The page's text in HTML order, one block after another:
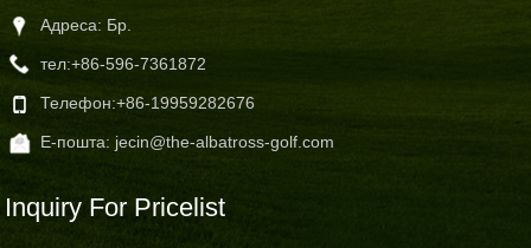
Адреса: Бр.
тел:+86-596-7361872
Телефон:+86-19959282676
Е-пошта: jecin@the-albatross-golf.com
Inquiry For Pricelist